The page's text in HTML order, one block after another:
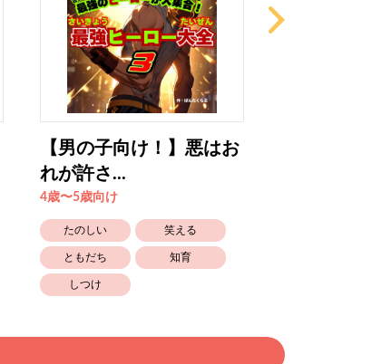
【男の子向け！】悪はお
れが許さ...
4歳〜5歳向け
たのしい 笑える
ともだち 知育
しつけ